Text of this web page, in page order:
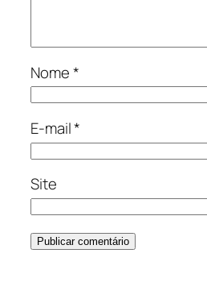
Nome*
E-mail*
Site